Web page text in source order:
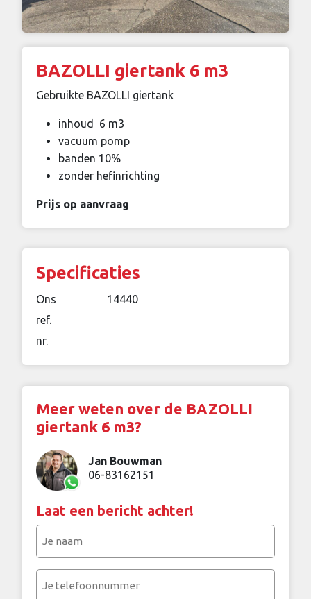
BAZOLLI giertank 6 m3
Gebruikte BAZOLLI giertank
inhoud 6 m3
vacuum pomp
banden 10%
zonder hefinrichting
Prijs op aanvraag
Specificaties
Ons
ref.
nr.
14440
Meer weten over de BAZOLLI
giertank 6 m3?
Jan Bouwman
06-83162151
Laat een bericht achter!
(Vereist)